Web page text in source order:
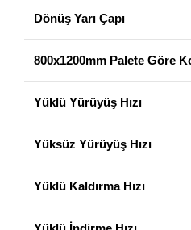
Dönüş Yarı Çapı
800x1200mm Palete Göre
Yüklü Yürüyüş Hızı
Yüksüz Yürüyüş Hızı
Yüklü Kaldırma Hızı